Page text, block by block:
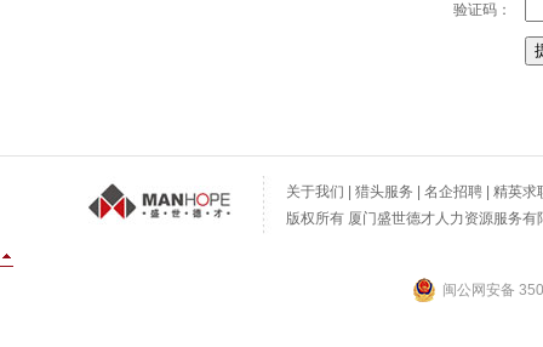
验证码：
关于我们 猎头服务 名企招聘
精英求
版权所有 厦门盛世德才人力资源服务
闽公网安备